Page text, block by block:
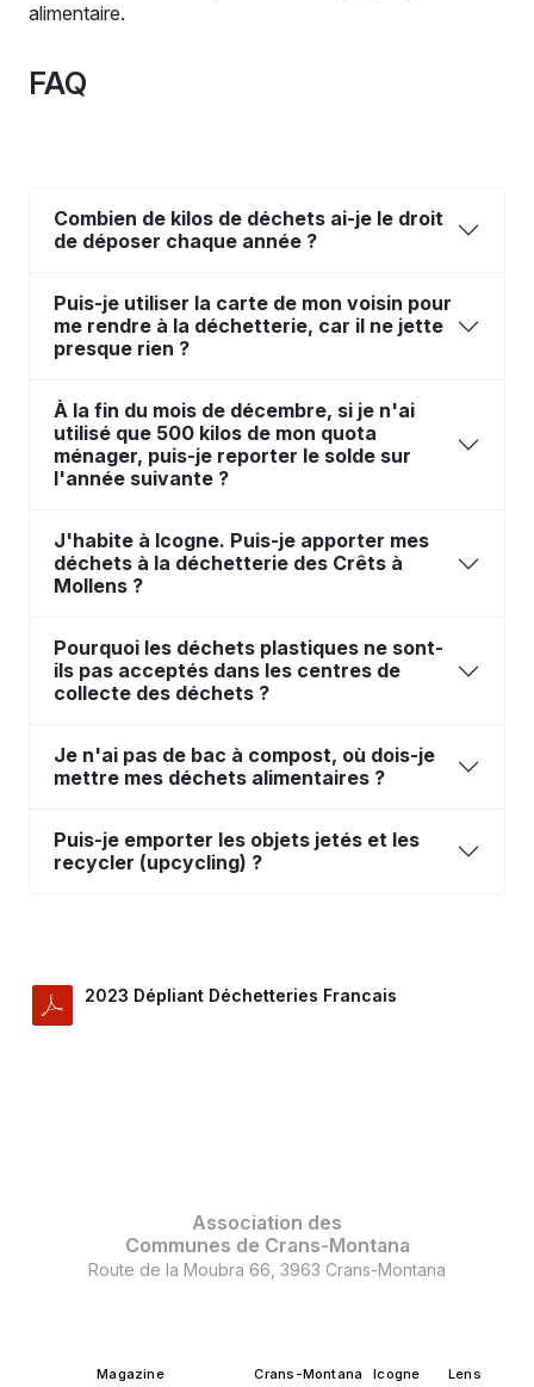
alimentaire.
FAQ
Combien de kilos de déchets ai-je le droit
de déposer chaque année ?
Puis-je utiliser la carte de mon voisin pour
me rendre à la déchetterie, car il ne jette
presque rien ?
À la fin du mois de décembre, si je n'ai
utilisé que 500 kilos de mon quota
ménager, puis-je reporter le solde sur
l'année suivante ?
J'habite à Icogne. Puis-je apporter mes
déchets à la déchetterie des Crêts à
Mollens ?
Pourquoi les déchets plastiques ne sont-
ils pas acceptés dans les centres de
collecte des déchets ?
Je n'ai pas de bac à compost, où dois-je
mettre mes déchets alimentaires ?
Puis-je emporter les objets jetés et les
recycler (upcycling) ?
2023 Dépliant Déchetteries Francais
Association des
Communes de Crans-Montana
Route de la Moubra 66, 3963 Crans-Montana
Magazine Crans-Montana Icogne Lens